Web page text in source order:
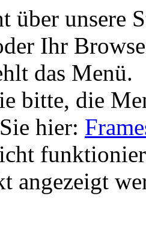
über unsere
Ihr
das Menü.
bitte, die
hier:
angezeigt